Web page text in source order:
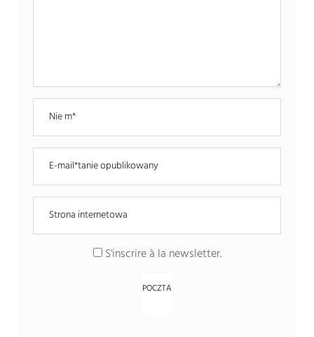
S'inscrire à la newsletter.